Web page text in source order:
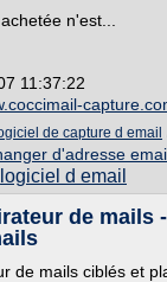
n'est...
11:37:22
de capture d email
d'adresse
logiciel d email
de mails
de mails ciblés et